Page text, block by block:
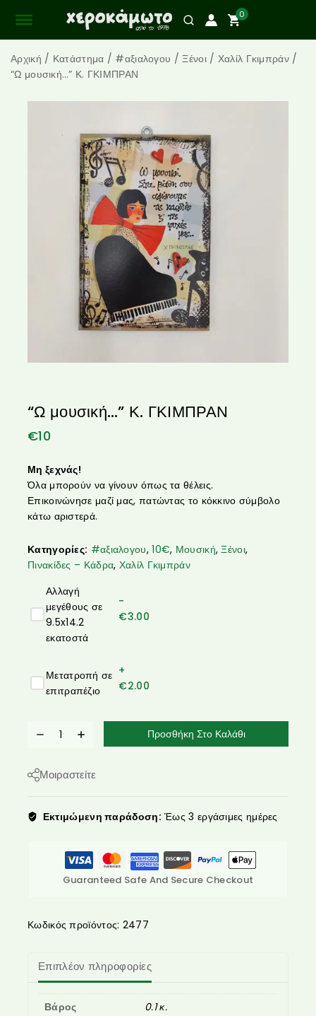
0
Αρχική / Κατάστημα / #αξιαλογου / Ξένοι / Χαλίλ Γκιμπράν /
“Ω μουσική…” Κ. ΓΚΙΜΠΡΑΝ
“Ω μουσική…” Κ. ΓΚΙΜΠΡΑΝ
€10
Μη ξεχνάς!
Όλα μπορούν να γίνουν όπως τα θέλεις.
Επικοινώνησε μαζί μας, πατώντας το κόκκινο σύμβολο
κάτω αριστερά.
Κατηγορίες: #αξιαλογου,10€, Μουσική,Ξένοι,
Πινακίδες – Κάδρα, Χαλίλ Γκιμπράν
Αλλαγή
μεγέθους σε
9.5x14.2
εκατοστά
-
€3.00
Μετατροπή σε
επιτραπέζιο
+
€2.00
Προσθήκη Στο Καλάθι
Μοιραστείτε
Εκτιμώμενη παράδοση: Έως 3 εργάσιμες ημέρες
Guaranteed Safe And Secure Checkout
Κωδικός προϊόντος: 2477
Επιπλέον πληροφορίες
Βάρος
0.1 κ.